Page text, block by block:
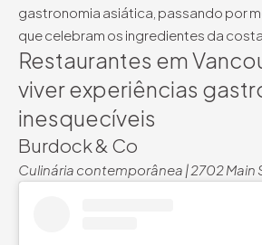
gastronomia asiática, passando por
que celebram os ingredientes da
Restaurantes em
viver experiências
inesquecíveis
Burdock & Co
Culinária contemporânea | 2702 Main